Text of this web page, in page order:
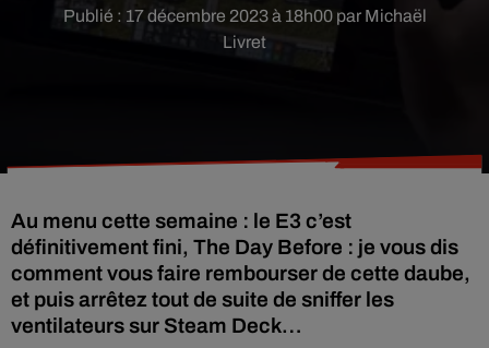
Publié : 17 décembre 2023 à 18h00 par Michaël
Livret
Au menu cette semaine : le E3 c’est
définitivement fini, The Day Before : je vous dis
comment vous faire rembourser de cette daube,
et puis arrêtez tout de suite de sniffer les
ventilateurs sur Steam Deck…